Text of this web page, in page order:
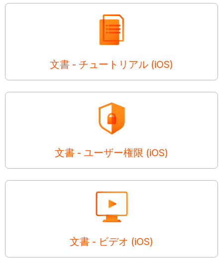
文書 - チュートリアル (iOS)
文書 - ユーザー権限 (iOS)
文書 - ビデオ (iOS)